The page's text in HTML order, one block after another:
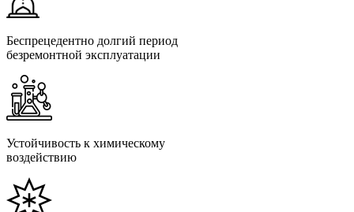
Беспрецедентно долгий период
безремонтной эксплуатации
Устойчивость к химическому
воздействию